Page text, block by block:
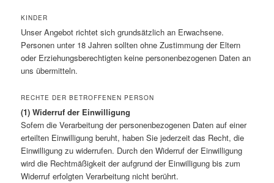
KINDER
Unser Angebot richtet sich grundsätzlich an Erwachsene.
Personen unter 18 Jahren sollten ohne Zustimmung der Eltern
oder Erziehungsberechtigten keine personenbezogenen Daten an
uns übermitteln.
RECHTE DER BETROFFENEN PERSON
(1) Widerruf der Einwilligung
Sofern die Verarbeitung der personenbezogenen Daten auf einer
erteilten Einwilligung beruht, haben Sie jederzeit das Recht, die
Einwilligung zu widerrufen. Durch den Widerruf der Einwilligung
wird die Rechtmäßigkeit der aufgrund der Einwilligung bis zum
Widerruf erfolgten Verarbeitung nicht berührt.